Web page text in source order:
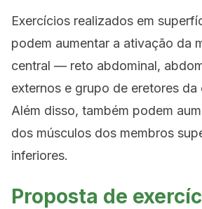
Exercícios realizados em
podem aumentar a ativação da
central — reto abdominal,
externos e grupo de eretores da
Além disso, também podem
dos músculos dos membros
inferiores.
Proposta de